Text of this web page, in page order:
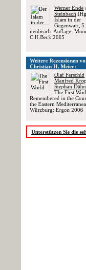
Werner Ende /
Steinbach
Islam in der
Gegenwart, 5.,
neubearb. Auflage,
C.H.Beck 2005
Weitere Rezensionen
Christian H. Meier:
Olaf Farschid
Manfred
Stephan
The First
Remembered in the
the Eastern
Würzburg: Ergon 2006
Unterstützen Sie die